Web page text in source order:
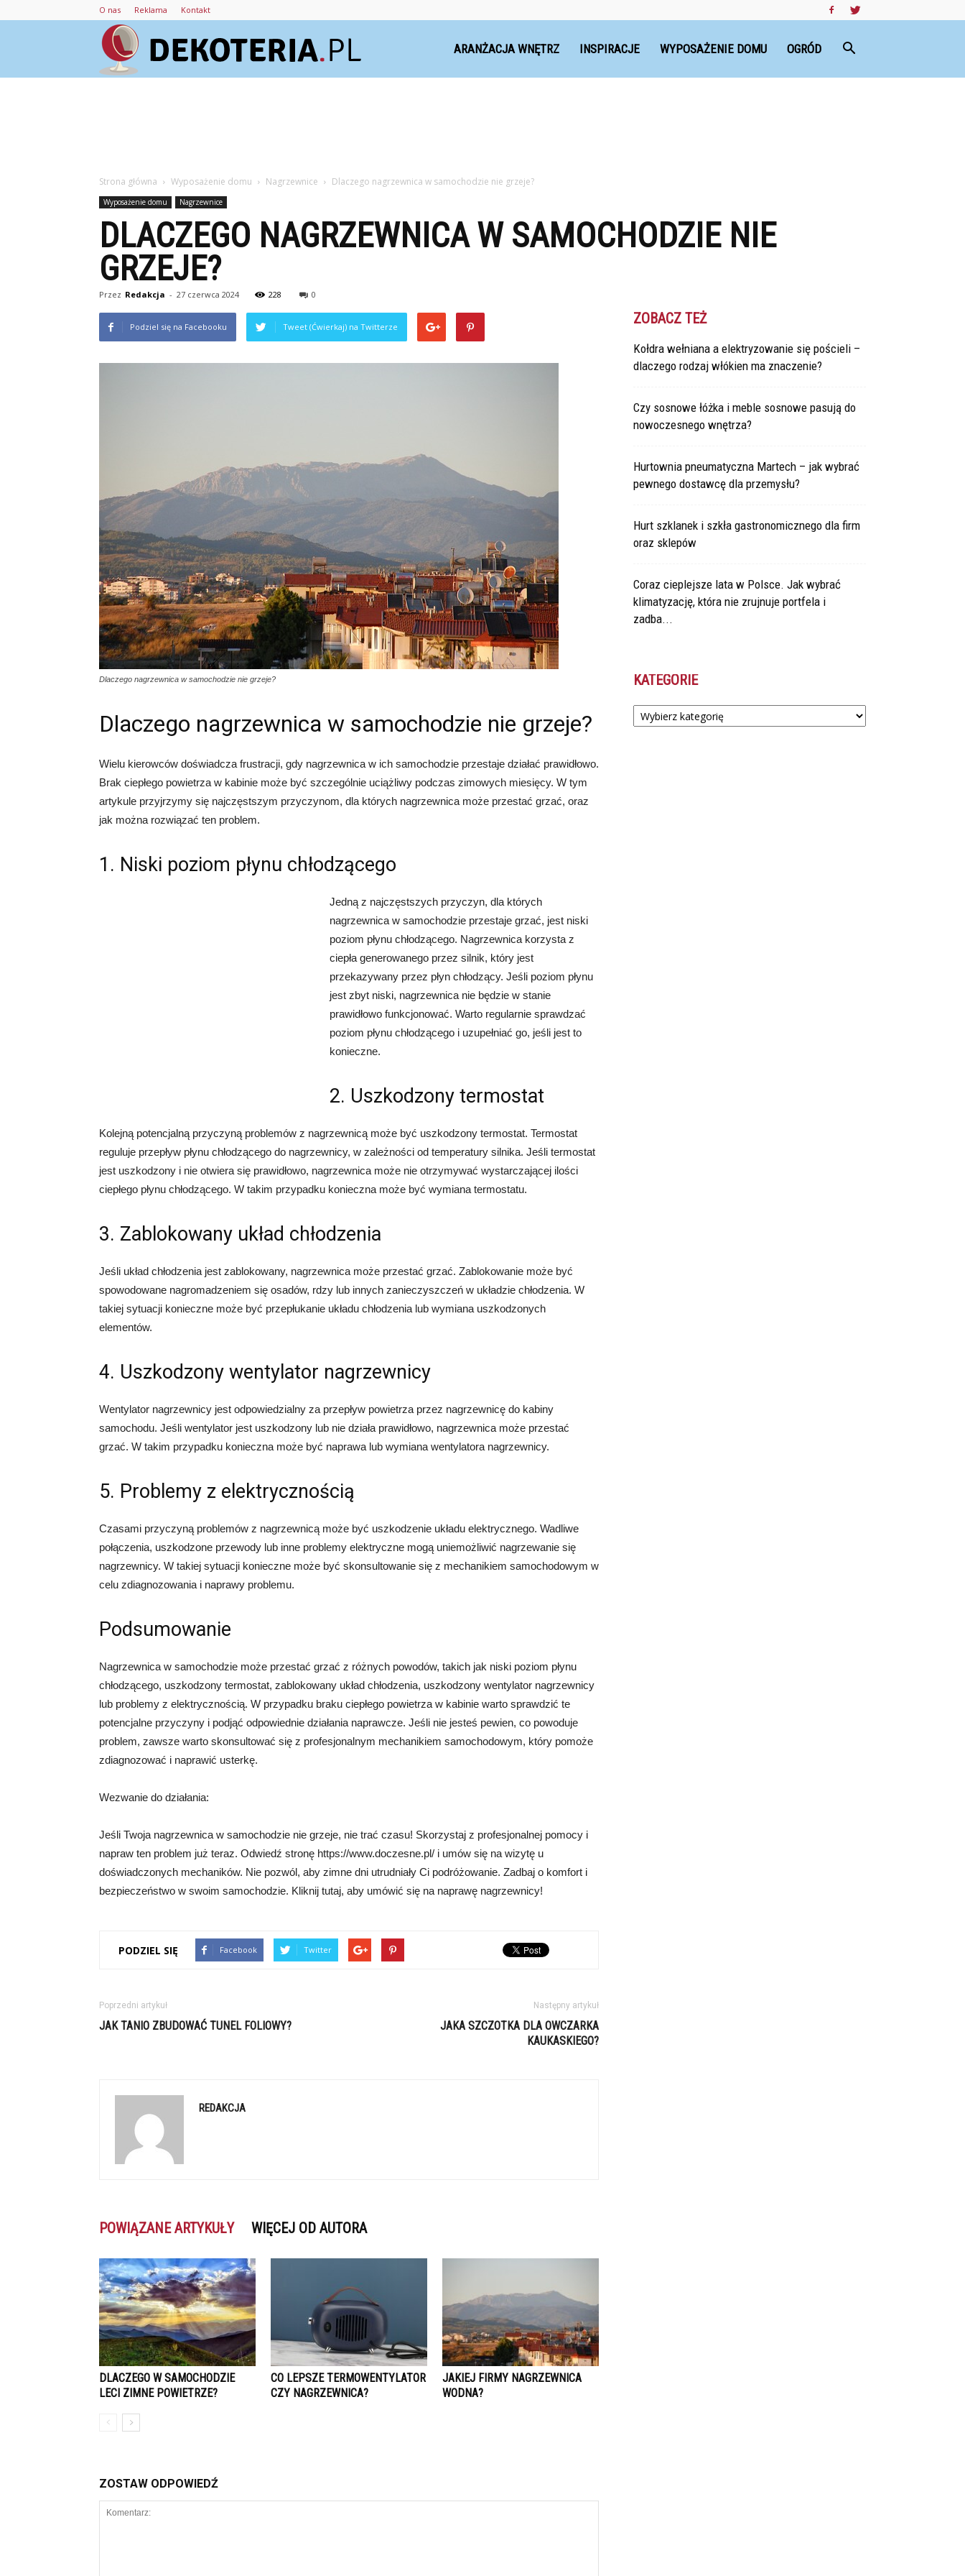
O nas Reklama Kontakt
ARANŻACJA WNĘTRZ INSPIRACJE WYPOSAŻENIE DOMU OGRÓD
Strona główna Wyposażenie domu Nagrzewnice Dlaczego nagrzewnica w samochodzie nie grzeje?
Wyposażenie domu Nagrzewnice
DLACZEGO NAGRZEWNICA W SAMOCHODZIE NIE
GRZEJE?
Przez Redakcja - 27 czerwca 2024 228 0
Podziel się na Facebooku Tweet (Ćwierkaj) na Twitterze
Dlaczego nagrzewnica w samochodzie nie grzeje?
Dlaczego nagrzewnica w samochodzie nie grzeje?
Wielu kierowców doświadcza frustracji, gdy nagrzewnica w ich samochodzie przestaje działać prawidłowo.
Brak ciepłego powietrza w kabinie może być szczególnie uciążliwy podczas zimowych miesięcy. W tym
artykule przyjrzymy się najczęstszym przyczynom, dla których nagrzewnica może przestać grzać, oraz
jak można rozwiązać ten problem.
1. Niski poziom płynu chłodzącego
Jedną z najczęstszych przyczyn, dla których
nagrzewnica w samochodzie przestaje grzać, jest niski
poziom płynu chłodzącego. Nagrzewnica korzysta z
ciepła generowanego przez silnik, który jest
przekazywany przez płyn chłodzący. Jeśli poziom płynu
jest zbyt niski, nagrzewnica nie będzie w stanie
prawidłowo funkcjonować. Warto regularnie sprawdzać
poziom płynu chłodzącego i uzupełniać go, jeśli jest to
konieczne.
2. Uszkodzony termostat
Kolejną potencjalną przyczyną problemów z nagrzewnicą może być uszkodzony termostat. Termostat
reguluje przepływ płynu chłodzącego do nagrzewnicy, w zależności od temperatury silnika. Jeśli termostat
jest uszkodzony i nie otwiera się prawidłowo, nagrzewnica może nie otrzymywać wystarczającej ilości
ciepłego płynu chłodzącego. W takim przypadku konieczna może być wymiana termostatu.
3. Zablokowany układ chłodzenia
Jeśli układ chłodzenia jest zablokowany, nagrzewnica może przestać grzać. Zablokowanie może być
spowodowane nagromadzeniem się osadów, rdzy lub innych zanieczyszczeń w układzie chłodzenia. W
takiej sytuacji konieczne może być przepłukanie układu chłodzenia lub wymiana uszkodzonych
elementów.
4. Uszkodzony wentylator nagrzewnicy
Wentylator nagrzewnicy jest odpowiedzialny za przepływ powietrza przez nagrzewnicę do kabiny
samochodu. Jeśli wentylator jest uszkodzony lub nie działa prawidłowo, nagrzewnica może przestać
grzać. W takim przypadku konieczna może być naprawa lub wymiana wentylatora nagrzewnicy.
5. Problemy z elektrycznością
Czasami przyczyną problemów z nagrzewnicą może być uszkodzenie układu elektrycznego. Wadliwe
połączenia, uszkodzone przewody lub inne problemy elektryczne mogą uniemożliwić nagrzewanie się
nagrzewnicy. W takiej sytuacji konieczne może być skonsultowanie się z mechanikiem samochodowym w
celu zdiagnozowania i naprawy problemu.
Podsumowanie
Nagrzewnica w samochodzie może przestać grzać z różnych powodów, takich jak niski poziom płynu
chłodzącego, uszkodzony termostat, zablokowany układ chłodzenia, uszkodzony wentylator nagrzewnicy
lub problemy z elektrycznością. W przypadku braku ciepłego powietrza w kabinie warto sprawdzić te
potencjalne przyczyny i podjąć odpowiednie działania naprawcze. Jeśli nie jesteś pewien, co powoduje
problem, zawsze warto skonsultować się z profesjonalnym mechanikiem samochodowym, który pomoże
zdiagnozować i naprawić usterkę.
Wezwanie do działania:
Jeśli Twoja nagrzewnica w samochodzie nie grzeje, nie trać czasu! Skorzystaj z profesjonalnej pomocy i
napraw ten problem już teraz. Odwiedź stronę https://www.doczesne.pl/ i umów się na wizytę u
doświadczonych mechaników. Nie pozwól, aby zimne dni utrudniały Ci podróżowanie. Zadbaj o komfort i
bezpieczeństwo w swoim samochodzie. Kliknij tutaj, aby umówić się na naprawę nagrzewnicy!
PODZIEL SIĘ Facebook Twitter
Poprzedni artykuł
JAK TANIO ZBUDOWAĆ TUNEL FOLIOWY?
Następny artykuł
JAKA SZCZOTKA DLA OWCZARKA
KAUKASKIEGO?
REDAKCJA
POWIĄZANE ARTYKUŁY WIĘCEJ OD AUTORA
DLACZEGO W SAMOCHODZIE
LECI ZIMNE POWIETRZE?
CO LEPSZE TERMOWENTYLATOR
CZY NAGRZEWNICA?
JAKIEJ FIRMY NAGRZEWNICA
WODNA?
ZOSTAW ODPOWIEDŹ
ZOBACZ TEŻ
Kołdra wełniana a elektryzowanie się pościeli –
dlaczego rodzaj włókien ma znaczenie?
Czy sosnowe łóżka i meble sosnowe pasują do
nowoczesnego wnętrza?
Hurtownia pneumatyczna Martech – jak wybrać
pewnego dostawcę dla przemysłu?
Hurt szklanek i szkła gastronomicznego dla firm
oraz sklepów
Coraz cieplejsze lata w Polsce. Jak wybrać
klimatyzację, która nie zrujnuje portfela i
zadba...
KATEGORIE
Kategorie